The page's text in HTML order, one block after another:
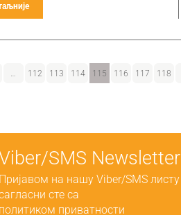
… 112 113 114 115 116 117 118
SMS Newsletter
Пријавом на нашу Viber/SMS листу
сте са
политиком приватности